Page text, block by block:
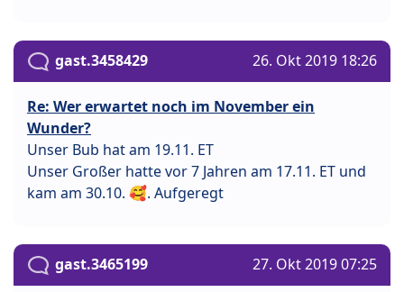
gast.3458429 26. Okt 2019 18:26
Re: Wer erwartet noch im November ein
Wunder?
Unser Bub hat am 19.11. ET
Unser Großer hatte vor 7 Jahren am 17.11. ET und
kam am 30.10. 🥰. Aufgeregt
gast.3465199 27. Okt 2019 07:25